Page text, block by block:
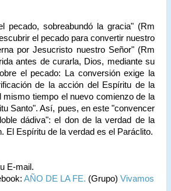
pecado, sobreabundó la gracia" (Rm
el pecado para convertir nuestro
por Jesucristo nuestro Señor" (Rm
antes de curarla, Dios, mediante su
el pecado: La conversión exige la
de la acción del Espíritu de la
tiempo el nuevo comienzo de la
Santo". Así, pues, en este "convencer
dádiva": el don de la verdad de la
El Espíritu de la verdad es el Paráclito.
E-mail.
AÑO DE LA FE. (Grupo) Vivamos